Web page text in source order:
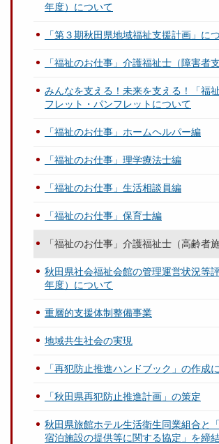
年度）について
「第３期秋田県地域福祉支援計画」に
「福祉のお仕事」介護福祉士（障害者
みんなを支える！未来を支える！「福
フレット・パンフレットについて
「福祉のお仕事」ホームヘルパー編
「福祉のお仕事」理学療法士編
「福祉のお仕事」生活相談員編
「福祉のお仕事」保育士編
「福祉のお仕事」介護福祉士（高齢者
秋田県社会福祉会館の管理運営状況等
年度）について
重層的支援体制整備事業
地域共生社会の実現
「再犯防止推進ハンドブック」の作成
「秋田県再犯防止推進計画」の策定
秋田県旅館ホテル生活衛生同業組合と
宿泊施設の提供等に関する協定」を締